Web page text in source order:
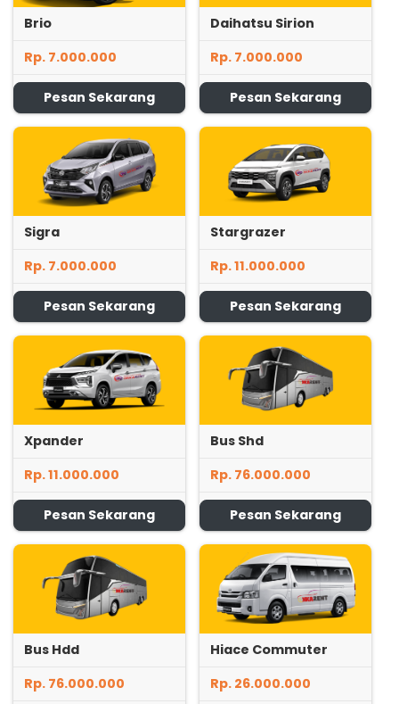
Brio
Rp. 7.000.000
Pesan Sekarang
Daihatsu Sirion
Rp. 7.000.000
Pesan Sekarang
Sigra
Rp. 7.000.000
Pesan Sekarang
Stargrazer
Rp. 11.000.000
Pesan Sekarang
Xpander
Rp. 11.000.000
Pesan Sekarang
Bus Shd
Rp. 76.000.000
Pesan Sekarang
Bus Hdd
Rp. 76.000.000
Hiace Commuter
Rp. 26.000.000